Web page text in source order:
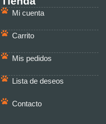
Mi cuenta
Carrito
Mis pedidos
Lista de deseos
Contacto